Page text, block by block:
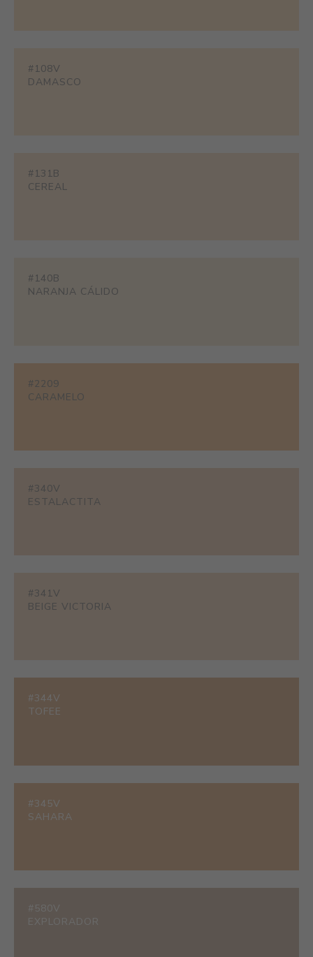
#108V
DAMASCO
#131B
CEREAL
#140B
NARANJA CÁLIDO
#2209
CARAMELO
#340V
ESTALACTITA
#341V
BEIGE VICTORIA
#344V
TOFEE
#345V
SAHARA
#580V
EXPLORADOR